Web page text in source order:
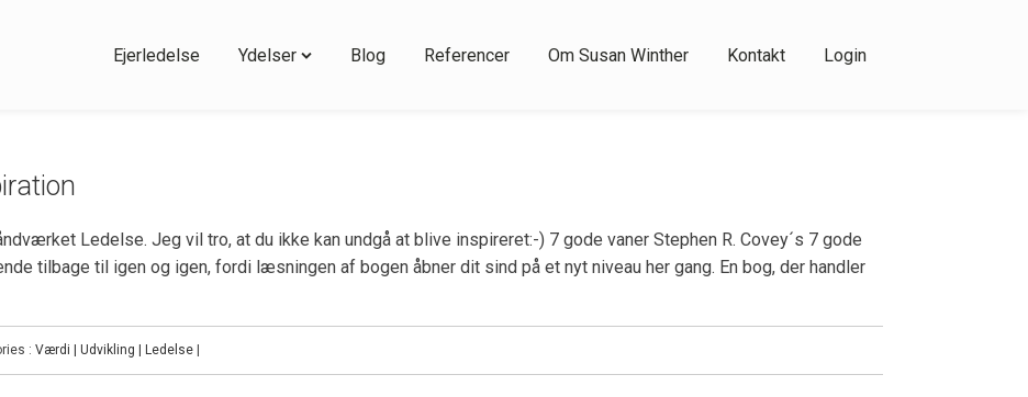
Ejerledelse Ydelser Blog Referencer Om Susan Winther Kontakt Login
Ledelse. Jeg vil tro, at du ikke kan undgå at blive inspireret:-) 7 gode vaner Stephen R. Covey´s 7 gode
tilbage til igen og igen, fordi læsningen af bogen åbner dit sind på et nyt niveau her gang. En bog, der handler
: Værdi | Udvikling | Ledelse